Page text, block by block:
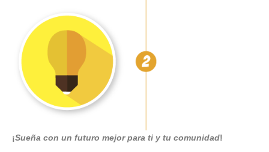
¡Sueña con un futuro mejor para ti y tu comunidad!